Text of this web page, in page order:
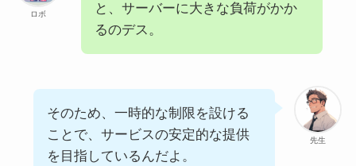
ロボ
と、サーバーに大きな負荷がかか
るのデス。
先生
そのため、一時的な制限を設ける
ことで、サービスの安定的な提供
を目指しているんだよ。